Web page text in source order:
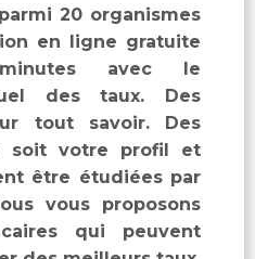
20 organismes
en ligne gratuite
avec le
des taux. Des
tout savoir. Des
soit votre profil et
être étudiées par
vous proposons
qui peuvent